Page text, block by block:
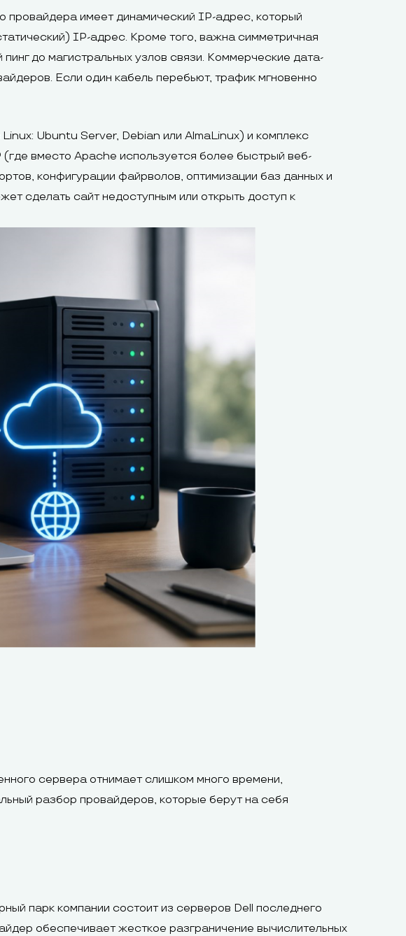
провайдера имеет динамический IP-адрес, который
IP-адрес. Кроме того, важна симметричная
до магистральных узлов связи. Коммерческие дата-
Если один кабель перебьют, трафик мгновенно
Ubuntu Server, Debian или AlmaLinux) и комплекс
вместо Apache используется более быстрый веб-
конфигурации файрволов, оптимизации баз данных и
сделать сайт недоступным или открыть доступ к
сервера отнимает слишком много времени,
разбор провайдеров, которые берут на себя
парк компании состоит из серверов Dell последнего
обеспечивает жесткое разграничение вычислительных